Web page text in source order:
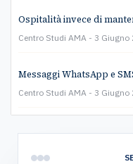
Ospitalità invece di
Centro Studi AMA 3 Giugno
Messaggi WhatsApp e
Centro Studi AMA 3 Giugno